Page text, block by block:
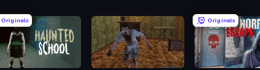
Originals
School Creepy Granny Scream: Scary Freddy
Originals
Scary Horror Escape